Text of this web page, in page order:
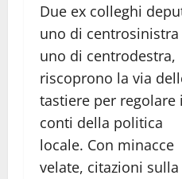
Due ex colleghi
uno di centrosinistra
uno di centrodestra,
riscoprono la via
tastiere per regolare i
conti della politica
locale. Con minacce
velate, citazioni sulla